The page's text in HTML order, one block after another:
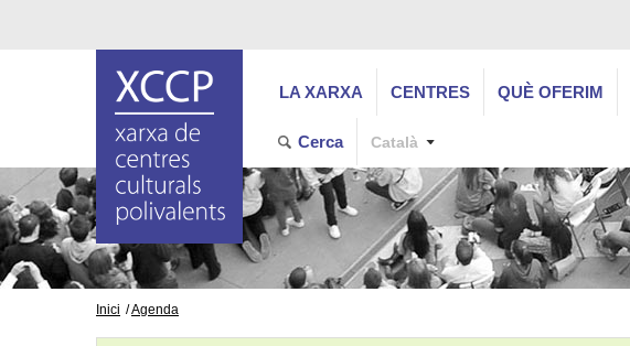
LA XARXA CENTRES QUÈ OFERIM
Cerca Català
Inici Agenda